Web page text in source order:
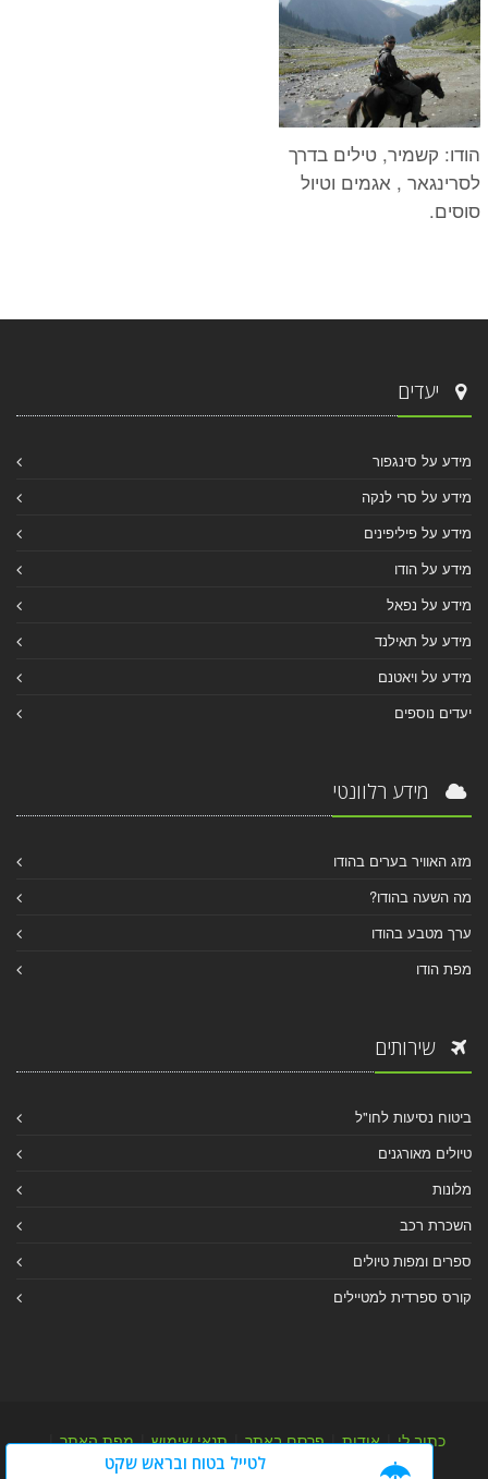
הודו: קשמיר, טילים בדרך
לסרינגאר , אגמים וטיול
סוסים.
יעדים
מידע על סינגפור
מידע על סרי לנקה
מידע על פיליפינים
מידע על הודו
מידע על נפאל
מידע על תאילנד
מידע על ויאטנם
יעדים נוספים
מידע רלוונטי
מזג האוויר בערים בהודו
מה השעה בהודו?
ערך מטבע בהודו
מפת הודו
שירותים
ביטוח נסיעות לחו"ל
טיולים מאורגנים
מלונות
השכרת רכב
ספרים ומפות טיולים
קורס ספרדית למטיילים
כתוב לי|אודות|פרסם באתר|תנאי שימוש|מפת האתר|
מפת אלבום|מפת מאמרי מידע
לטייל בטוח ובראש שקט